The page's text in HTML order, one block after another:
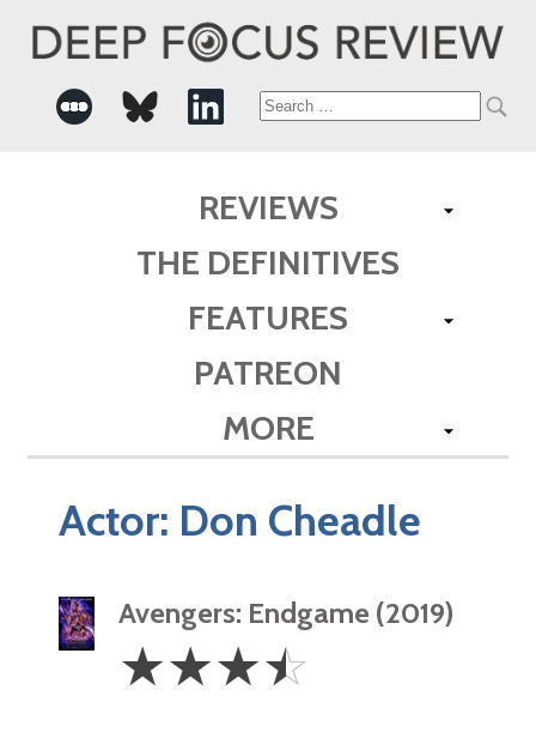
Search
REVIEWS
THE DEFINITIVES
FEATURES
PATREON
MORE
Actor: Don Cheadle
Avengers: Endgame (2019)
3.5
Stars
☆☆☆☆